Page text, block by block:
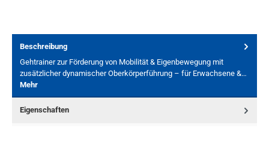
Beschreibung
Gehtrainer zur Förderung von Mobilität & Eigenbewegung mit
zusätzlicher dynamischer Oberkörperführung – für Erwachsene &…
Mehr
Eigenschaften